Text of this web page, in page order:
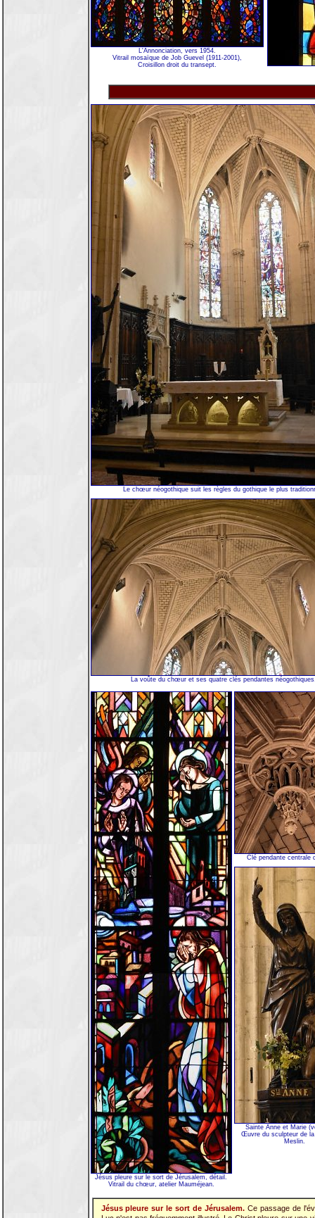
L'Annonciation, vers 1954.
Vitrail mosaïque de Job Guevel (1911-2001),
Croisillon droit du transept.
Le chœur néogothique suit les règles du gothique le plus
La voûte du chœur et ses quatre clés pendantes
Jésus pleure sur le sort de Jérusalem, détail.
Vitrail du chœur, atelier Mauméjean.
Clé pendante centrale
Sainte Anne et Marie
Œuvre du sculpteur de
Meslin.
Jésus pleure sur le sort de Jérusalem.Ce passage de